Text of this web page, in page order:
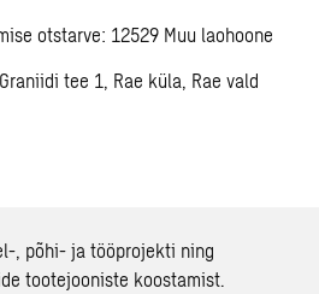
otstarve: 12529 Muu laohoone
tee 1, Rae küla, Rae vald
, põhi- ja tööprojekti ning
tootejooniste koostamist.